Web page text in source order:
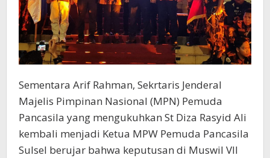
Sementara Arif Rahman, Sekrtaris Jenderal
Majelis Pimpinan Nasional (MPN) Pemuda
Pancasila yang mengukuhkan St Diza Rasyid Ali
kembali menjadi Ketua MPW Pemuda Pancasila
Sulsel berujar bahwa keputusan di Muswil VII